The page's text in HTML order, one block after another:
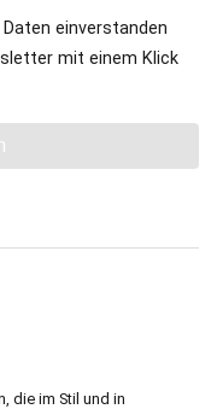
einverstanden
mit einem Klick
die im Stil und in